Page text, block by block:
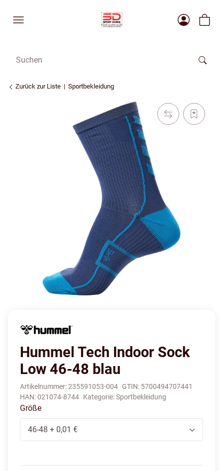
Zurück zur Liste Sportbekleidung
Hummel Tech Indoor Sock
Low 46-48 blau
Artikelnummer:235591053-004 GTIN: 5700494707441
HAN:021074-8744 Kategorie:Sportbekleidung
Größe
46-48 + 0,01 €